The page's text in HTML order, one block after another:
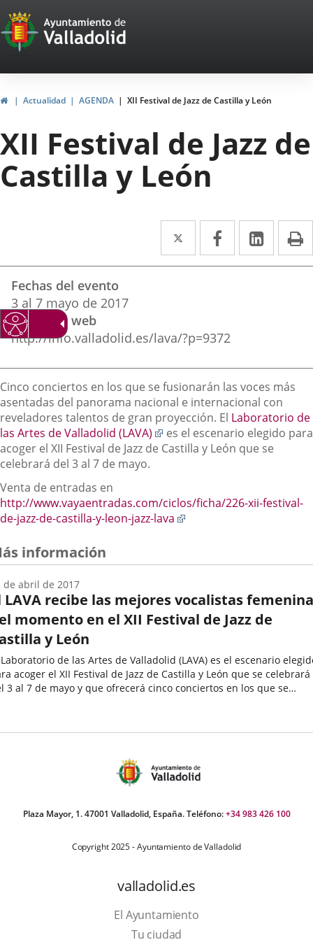
Portal
Web
del
Ayuntamiento
de
Valladolid
InicioActualidad AGENDA XII Festival de Jazz de Castilla y León
XII Festival de Jazz de
Castilla y León
Twitter
Enlace
a
Facebook
Enlace
a
Enlace
a
del
evento
Fechas del evento
3 al 7 mayo de 2017
Dirección web
http://info.valladolid.es/lava/?p=9372
Descripción
Cinco conciertos en los que se fusionarán las voces más
asentadas del panorama nacional e internacional con
reveladores talentos de gran proyección. El Laboratorio de
las Artes de Valladolid (LAVA)
Enlace
a
es el escenario elegido para
acoger el XII Festival de Jazz de Castilla y León que se
celebrará del 3 al 7 de mayo.
Venta de entradas en
http://www.vayaentradas.com/ciclos/ficha/226-xii-festival-
de-jazz-de-castilla-y-leon-jazz-lava
aplicación
información
LAVA recibe las mejores vocalistas
momento en el XII Festival de Jazz de
y León
de las Artes de Valladolid (LAVA) es el escenario
acoger el XII Festival de Jazz de Castilla y León que se celebrará
3 al 7 de mayo y que ofrecerá cinco conciertos en los que se
de abril de 2017
Plaza Mayor, 1. 47001 Valladolid, España. Teléfono:+34 983 426 100
Copyright 2025 - Ayuntamiento de Valladolid
valladolid.es
El Ayuntamiento
Tu ciudad